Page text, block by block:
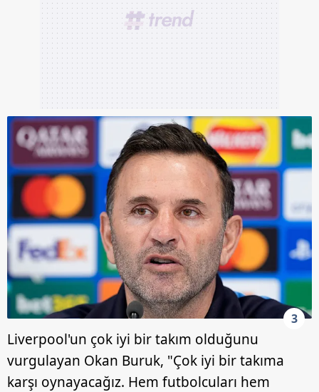
3
Liverpool'un çok iyi bir takım olduğunu
vurgulayan Okan Buruk, "Çok iyi bir takıma
karşı oynayacağız. Hem futbolcuları hem